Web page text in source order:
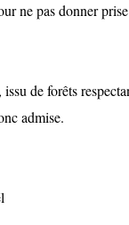
ne pas donner
de forêts
admise.